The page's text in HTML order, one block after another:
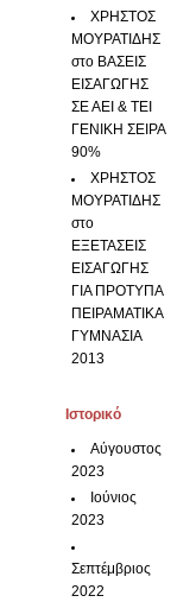
ΧΡΗΣΤΟΣ
ΜΟΥΡΑΤΙΔΗΣ
στο ΒΑΣΕΙΣ
ΕΙΣΑΓΩΓΗΣ
ΣΕ ΑΕΙ & ΤΕΙ
ΓΕΝΙΚΗ ΣΕΙΡΑ
90%
ΧΡΗΣΤΟΣ
ΜΟΥΡΑΤΙΔΗΣ
στο
ΕΞΕΤΑΣΕΙΣ
ΕΙΣΑΓΩΓΗΣ
ΓΙΑ ΠΡΟΤΥΠΑ
ΠΕΙΡΑΜΑΤΙΚΑ
ΓΥΜΝΑΣΙΑ
2013
Ιστορικό
Αύγουστος
2023
Ιούνιος
2023
Σεπτέμβριος
2022